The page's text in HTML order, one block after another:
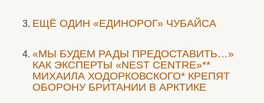
ЕЩЁ ОДИН «ЕДИНОРОГ» ЧУБАЙСА
«МЫ БУДЕМ РАДЫ ПРЕДОСТАВИТЬ…»
КАК ЭКСПЕРТЫ «NEST CENTRE»**
МИХАИЛА ХОДОРКОВСКОГО* КРЕПЯТ
ОБОРОНУ БРИТАНИИ В АРКТИКЕ